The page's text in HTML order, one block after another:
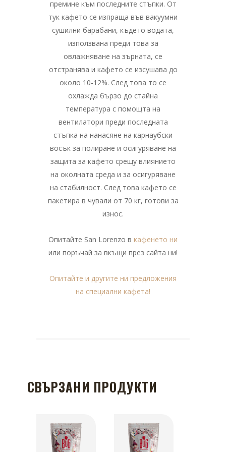
премине към последните стъпки. От
тук кафето се изпраща във вакуумни
сушилни барабани, където водата,
използвана преди това за
овлажняване на зърната, се
отстранява и кафето се изсушава до
около 10-12%. След това то се
охлажда бързо до стайна
температура с помощта на
вентилатори преди последната
стъпка на нанасяне на карнаубски
восък за полиране и осигуряване на
защита за кафето срещу влиянието
на околната среда и за осигуряване
на стабилност. След това кафето се
пакетира в чували от 70 кг, готови за
износ.
Опитайте San Lorenzo в кафенето ни
или поръчай за вкъщи през сайта ни!
Опитайте и другите ни предложения
на специални кафета!
СВЪРЗАНИ ПРОДУКТИ